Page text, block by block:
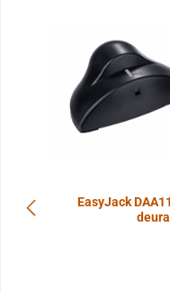
EasyJack